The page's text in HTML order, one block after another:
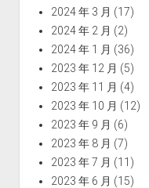
2024 年 3 月 (17)
2024 年 2 月 (2)
2024 年 1 月 (36)
2023 年 12 月 (5)
2023 年 11 月 (4)
2023 年 10 月 (12)
2023 年 9 月 (6)
2023 年 8 月 (7)
2023 年 7 月 (11)
2023 年 6 月 (15)